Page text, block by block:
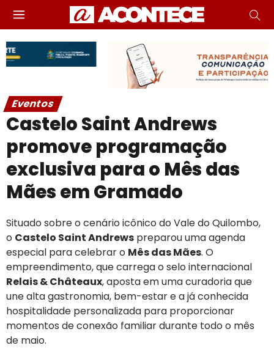
Eventos
Castelo Saint Andrews
promove programação
exclusiva para o Mês das
Mães em Gramado
Situado sobre o cenário icônico do Vale do Quilombo,
o Castelo Saint Andrews preparou uma agenda
especial para celebrar o Mês das Mães. O
empreendimento, que carrega o selo internacional
Relais & Châteaux, aposta em uma curadoria que
une alta gastronomia, bem-estar e a já conhecida
hospitalidade personalizada para proporcionar
momentos de conexão familiar durante todo o mês
de maio.